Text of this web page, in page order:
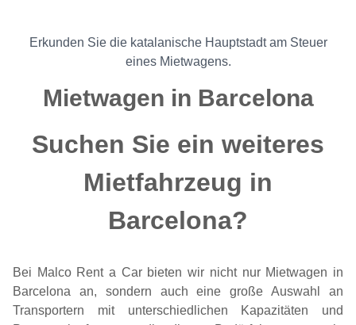
Erkunden Sie die katalanische Hauptstadt am Steuer
eines Mietwagens.
Mietwagen in Barcelona
Suchen Sie ein weiteres
Mietfahrzeug in
Barcelona?
Bei Malco Rent a Car bieten wir nicht nur Mietwagen in
Barcelona an, sondern auch eine große Auswahl an
Transportern mit unterschiedlichen Kapazitäten und